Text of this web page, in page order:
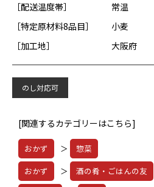
［配送温度帯］
常温
［特定原材料8品目］
小麦
［加工地］
大阪府
のし対応可
[関連するカテゴリーはこちら]
おかず ＞
惣菜
おかず
＞
酒の肴・ごはんの友